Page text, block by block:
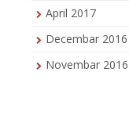
April 2017
Decembar 2016
Novembar 2016